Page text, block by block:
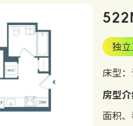
独立
床型
房型介
面积